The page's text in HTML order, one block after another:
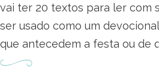
vai ter 20 textos para ler com
ser usado como um
que antecedem a festa ou de